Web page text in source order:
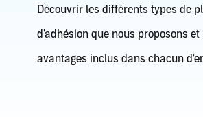
Découvrir les différents types de
d'adhésion que nous proposons et
avantages inclus dans chacun